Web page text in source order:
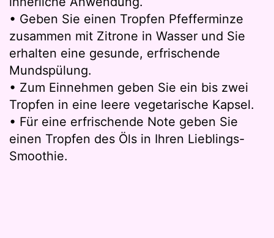
• Geben Sie einen Tropfen Pfefferminze
zusammen mit Zitrone in Wasser und Sie
erhalten eine gesunde, erfrischende
Mundspülung.
• Zum Einnehmen geben Sie ein bis zwei
Tropfen in eine leere vegetarische Kapsel.
• Für eine erfrischende Note geben Sie
einen Tropfen des Öls in Ihren Lieblings-
Smoothie.